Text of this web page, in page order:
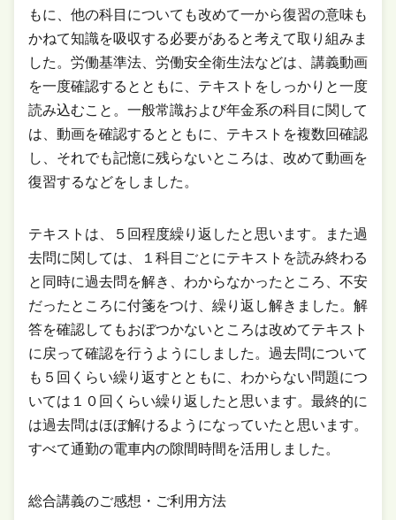
もに、他の科目についても改めて一から復習の意味も
かねて知識を吸収する必要があると考えて取り組みま
した。労働基準法、労働安全衛生法などは、講義動画
を一度確認するとともに、テキストをしっかりと一度
読み込むこと。一般常識および年金系の科目に関して
は、動画を確認するとともに、テキストを複数回確認
し、それでも記憶に残らないところは、改めて動画を
復習するなどをしました。
テキストは、５回程度繰り返したと思います。また過
去問に関しては、１科目ごとにテキストを読み終わる
と同時に過去問を解き、わからなかったところ、不安
だったところに付箋をつけ、繰り返し解きました。解
答を確認してもおぼつかないところは改めてテキスト
に戻って確認を行うようにしました。過去問について
も５回くらい繰り返すとともに、わからない問題につ
いては１０回くらい繰り返したと思います。最終的に
は過去問はほぼ解けるようになっていたと思います。
すべて通勤の電車内の隙間時間を活用しました。
総合講義のご感想・ご利用方法